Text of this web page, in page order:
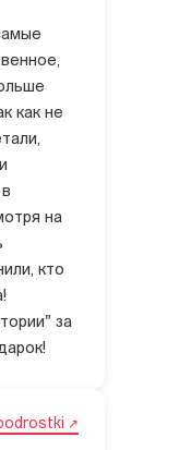
как не
на
кто
за